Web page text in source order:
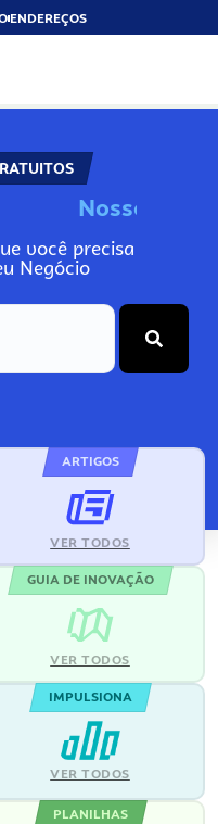
ENDEREÇOS
Nosso
você precisa
Negócio
ARTIGOS
VER TODOS
GUIA DE INOVAÇÃO
VER TODOS
IMPULSIONA
VER TODOS
PLANILHAS